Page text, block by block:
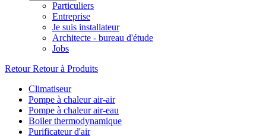
Particuliers
Entreprise
Je suis installateur
Architecte - bureau d'étude
Jobs
Retour Retour à Produits
Climatiseur
Pompe à chaleur air-air
Pompe à chaleur air-eau
Boiler thermodynamique
Purificateur d'air